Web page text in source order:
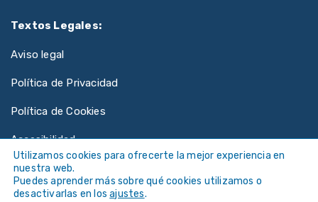
Textos Legales:
Aviso legal
Política de Privacidad
Política de Cookies
Accesibilidad
Utilizamos cookies para ofrecerte la mejor experiencia en
nuestra web.
Puedes aprender más sobre qué cookies utilizamos o
desactivarlas en losajustes.